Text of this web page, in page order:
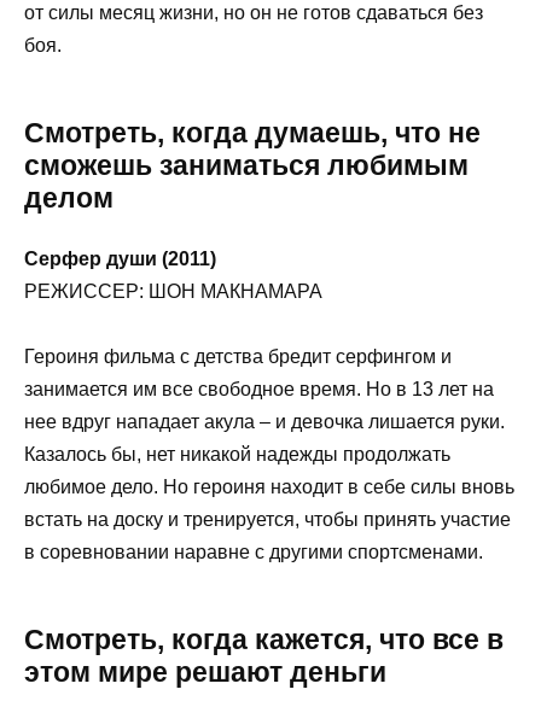
от силы месяц жизни, но он не готов сдаваться без
боя.
Смотреть, когда думаешь, что не
сможешь заниматься любимым
делом
Серфер души (2011)
РЕЖИССЕР: ШОН МАКНАМАРА
Героиня фильма с детства бредит серфингом и
занимается им все свободное время. Но в 13 лет на
нее вдруг нападает акула – и девочка лишается руки.
Казалось бы, нет никакой надежды продолжать
любимое дело. Но героиня находит в себе силы вновь
встать на доску и тренируется, чтобы принять участие
в соревновании наравне с другими спортсменами.
Смотреть, когда кажется, что все в
этом мире решают деньги